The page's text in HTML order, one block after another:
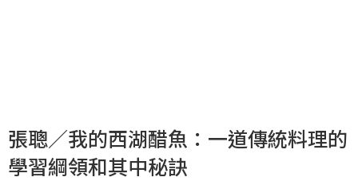
張聰／我的西湖醋魚：一道傳統料理的
學習綱領和其中秘訣